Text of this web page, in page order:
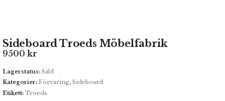
Sideboard Troeds Möbelfabrik
9500 kr
Lagerstatus: Såld
Kategorier: Förvaring, Sideboard
Etikett: Troeds